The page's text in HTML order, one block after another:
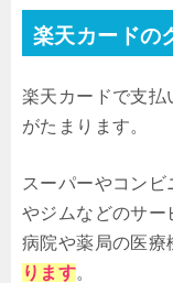
楽天カードの
楽天カードで支払
がたまります。
スーパーやコン
やジムなどのサー
病院や薬局の医療
ります。